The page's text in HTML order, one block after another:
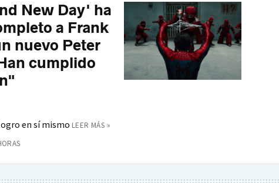
New Day' ha
a Frank
nuevo Peter
cumplido
en sí mismo LEER MÁS »